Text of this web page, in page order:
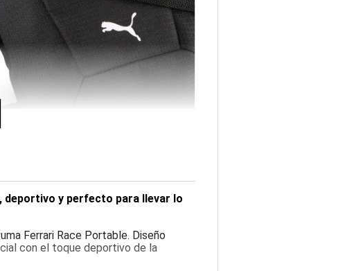
deportivo y perfecto para llevar lo
Ferrari Race Portable. Diseño
con el toque deportivo de la